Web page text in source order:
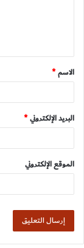
ق
*
الاسم*
البريد الإلكتروني*
الموقع الإلكتروني